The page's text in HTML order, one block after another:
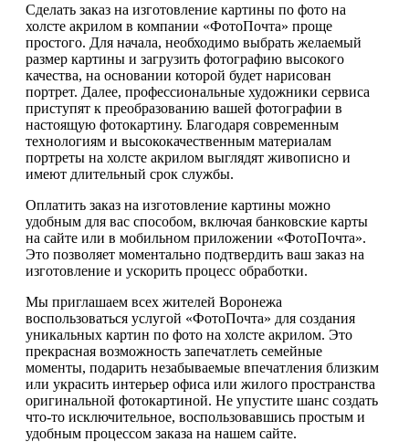
Сделать заказ на изготовление картины по фото на
холсте акрилом в компании «ФотоПочта» проще
простого. Для начала, необходимо выбрать желаемый
размер картины и загрузить фотографию высокого
качества, на основании которой будет нарисован
портрет. Далее, профессиональные художники сервиса
приступят к преобразованию вашей фотографии в
настоящую фотокартину. Благодаря современным
технологиям и высококачественным материалам
портреты на холсте акрилом выглядят живописно и
имеют длительный срок службы.
Оплатить заказ на изготовление картины можно
удобным для вас способом, включая банковские карты
на сайте или в мобильном приложении «ФотоПочта».
Это позволяет моментально подтвердить ваш заказ на
изготовление и ускорить процесс обработки.
Мы приглашаем всех жителей Воронежа
воспользоваться услугой «ФотоПочта» для создания
уникальных картин по фото на холсте акрилом. Это
прекрасная возможность запечатлеть семейные
моменты, подарить незабываемые впечатления близким
или украсить интерьер офиса или жилого пространства
оригинальной фотокартиной. Не упустите шанс создать
что-то исключительное, воспользовавшись простым и
удобным процессом заказа на нашем сайте.